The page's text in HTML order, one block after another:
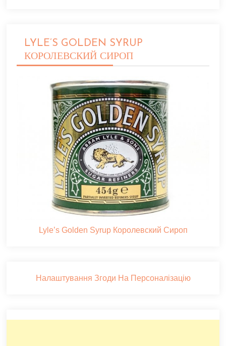
LYLE’S GOLDEN SYRUP
КОРОЛЕВСКИЙ СИРОП
Lyle’s Golden Syrup Королевский Сироп
Налаштування Згоди На Персоналізацію